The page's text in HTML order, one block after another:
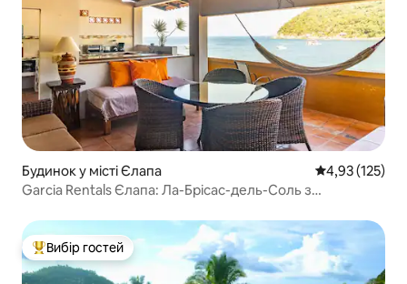
Будинок у місті Єлапа Середня
4,93 (125)
Garcia Rentals Єлапа: Ла-Брісас-дель-Соль з
Топ вибір гостей
Вибір гостей